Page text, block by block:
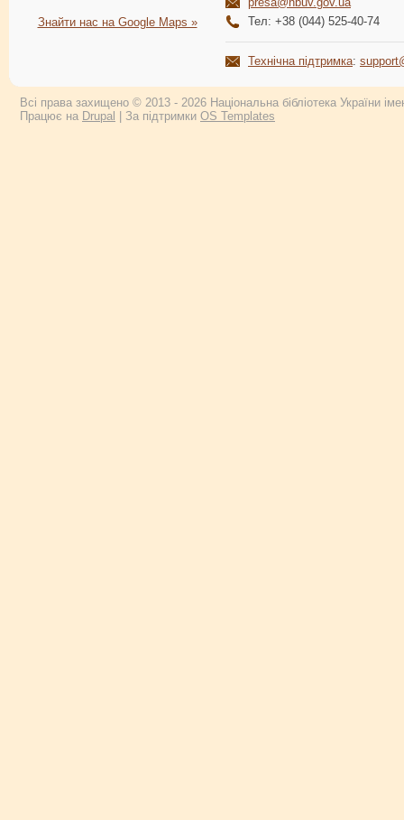
Знайти нас на Google Maps »
Тел: +38 (044) 525-40-74
Технічна підтримка:
Всі права захищено © 2013 - 2026 Національна бібліотека України
Працює на Drupal | За підтримки OS Templates